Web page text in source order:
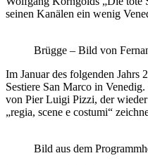
seinen Kanälen ein wenig
Brügge – Bild von
Im Januar des folgenden
Sestiere San Marco in
von Pier Luigi Pizzi, der
„regia, scene e costumi“
Bild aus dem